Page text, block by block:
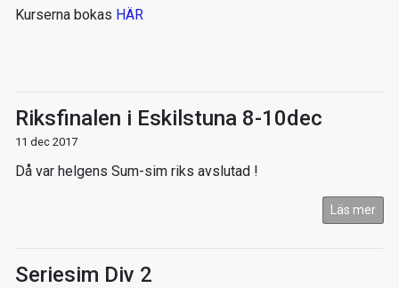
Kurserna bokas HÄR
Riksfinalen i Eskilstuna 8-10dec
11 dec 2017
Då var helgens Sum-sim riks avslutad !
Läs mer
Seriesim Div 2